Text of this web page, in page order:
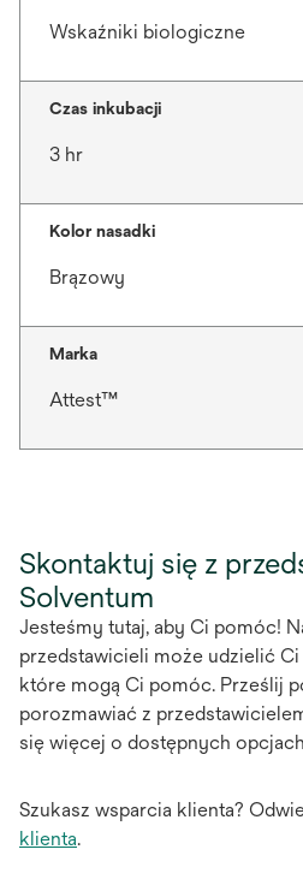
Wskaźniki biologiczne
Czas inkubacji
3 hr
Kolor nasadki
Brązowy
Marka
Attest™
Skontaktuj się z
Solventum
Jesteśmy tutaj, aby Ci pomóc!
przedstawicieli może udzielić
które mogą Ci pomóc. Prześlij
porozmawiać z
się więcej o dostępnych
Szukasz wsparcia klienta?
klienta.